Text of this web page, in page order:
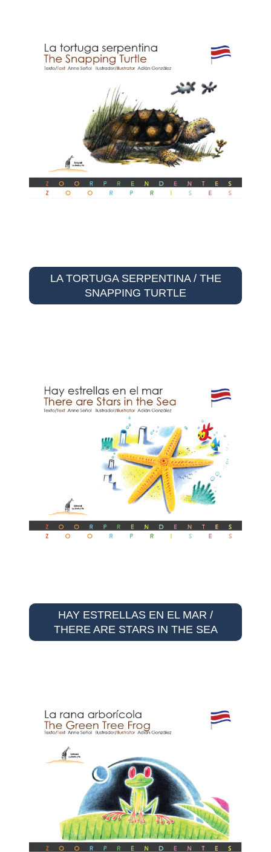
LA TORTUGA SERPENTINA / THE
SNAPPING TURTLE
HAY ESTRELLAS EN EL MAR /
THERE ARE STARS IN THE SEA